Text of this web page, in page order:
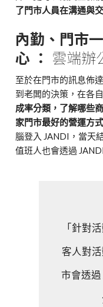
了門市人員在溝通與
內勤、門市
心 ： 雲端辦
至於在門市的訊息佈
到老闆的決策，在各
成率分類，了解哪些
家門市最好的營運方式
腦登入 JANDI，當天
值班人也會透過
「針對
客人對
市會透過